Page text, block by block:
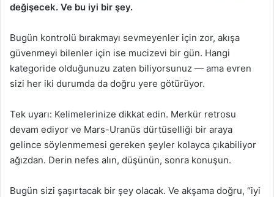
değişecek. Ve bu iyi bir şey.
Bugün kontrolü bırakmayı sevmeyenler için zor, akışa
güvenmeyi bilenler için ise mucizevi bir gün. Hangi
kategoride olduğunuzu zaten biliyorsunuz — ama evren
sizi her iki durumda da doğru yere götürüyor.
Tek uyarı: Kelimelerinize dikkat edin. Merkür retrosu
devam ediyor ve Mars-Uranüs dürtüselliği bir araya
gelince söylenmemesi gereken şeyler kolayca çıkabiliyor
ağızdan. Derin nefes alın, düşünün, sonra konuşun.
Bugün sizi şaşırtacak bir şey olacak. Ve akşama doğru, “iyi